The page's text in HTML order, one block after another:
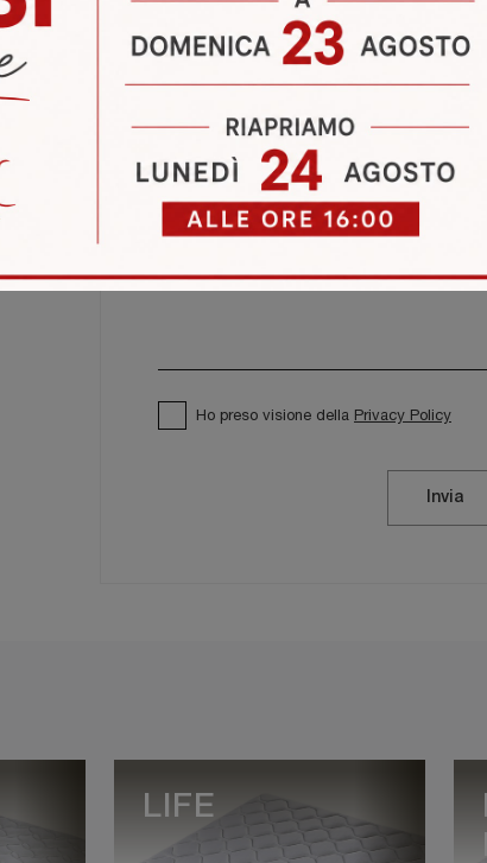
Ho preso visione della Privacy Policy
Invia
LIFE